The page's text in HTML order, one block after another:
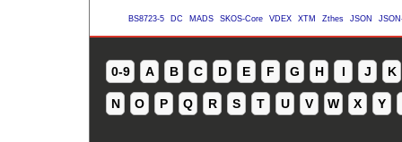
BS8723-5 DC MADS SKOS-Core VDEX XTM Zthes JSON
0-9 A B C D E F G H I J K
N O P Q R S T U V W X Y